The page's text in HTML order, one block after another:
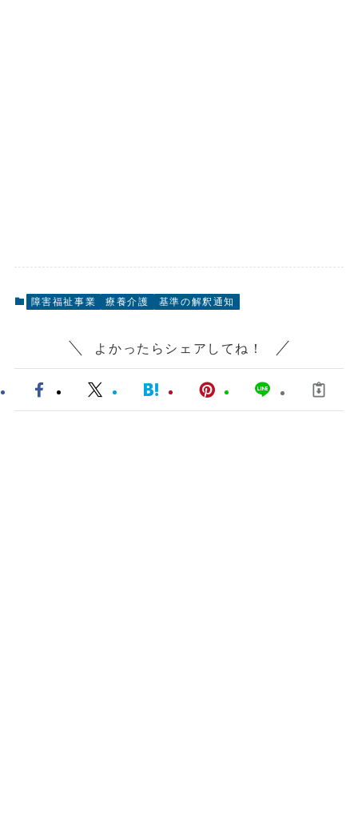
障害福祉事業 療養介護 基準の解釈通知
よかったらシェアしてね！